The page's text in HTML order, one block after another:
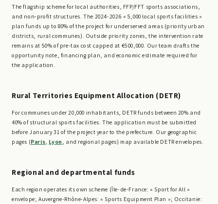
The flagship scheme for local authorities, FFP/FFT sports associations,
and non-profit structures. The 2024-2026 « 5,000 local sports facilities »
plan funds up to 80% of the project for underserved areas (priority urban
districts, rural communes). Outside priority zones, the intervention rate
remains at 50% of pre-tax cost capped at €500,000. Our team drafts the
opportunity note, financing plan, and economic estimate required for
the application.
Rural Territories Equipment Allocation (DETR)
For communes under 20,000 inhabitants, DETR funds between 20% and
40% of structural sports facilities. The application must be submitted
before January 31 of the project year to the prefecture. Our geographic
pages (Paris, Lyon , and regional pages) map available DETR envelopes.
Regional and departmental funds
Each region operates its own scheme (Île-de-France: « Sport for All »
envelope; Auvergne-Rhône-Alpes: « Sports Equipment Plan »; Occitanie: